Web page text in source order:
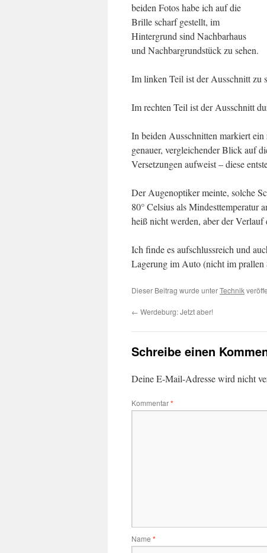
beiden Fotos habe ich auf die
Brille scharf gestellt, im
Hintergrund sind Nachbarhaus
und Nachbargrundstück zu sehen.
Im linken Teil ist der Ausschnitt zu
Im rechten Teil ist der Ausschnitt
In beiden Ausschnitten markiert
genauer, vergleichender Blick auf
Versetzungen aufweist – diese
Der Augenoptiker meinte, solche
80° Celsius als Mindesttemperatur
heiß nicht werden, aber der
Ich finde es aufschlussreich und
Lagerung im Auto (nicht im prallen
Dieser Beitrag wurde unterTechnik
← Werdeburg: Jetzt aber!
Schreibe einen
Deine E-Mail-Adresse wird nicht
Kommentar*
Name *